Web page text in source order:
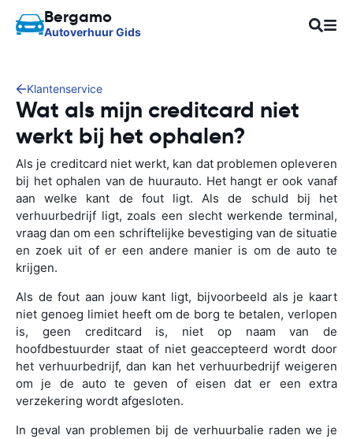
Bergamo
Autoverhuur Gids
Klantenservice
Wat als mijn creditcard niet
werkt bij het ophalen?
Als je creditcard niet werkt, kan dat problemen opleveren
bij het ophalen van de huurauto. Het hangt er ook vanaf
aan welke kant de fout ligt. Als de schuld bij het
verhuurbedrijf ligt, zoals een slecht werkende terminal,
vraag dan om een schriftelijke bevestiging van de situatie
en zoek uit of er een andere manier is om de auto te
krijgen.
Als de fout aan jouw kant ligt, bijvoorbeeld als je kaart
niet genoeg limiet heeft om de borg te betalen, verlopen
is, geen creditcard is, niet op naam van de
hoofdbestuurder staat of niet geaccepteerd wordt door
het verhuurbedrijf, dan kan het verhuurbedrijf weigeren
om je de auto te geven of eisen dat er een extra
verzekering wordt afgesloten.
In geval van problemen bij de verhuurbalie raden we je